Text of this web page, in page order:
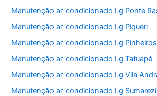
Manutenção ar-condicionado Lg Ponte
Manutenção ar-condicionado Lg Piqueri
Manutenção ar-condicionado Lg Pinheiros
Manutenção ar-condicionado Lg Tatuapé
Manutenção ar-condicionado Lg Vila
Manutenção ar-condicionado Lg